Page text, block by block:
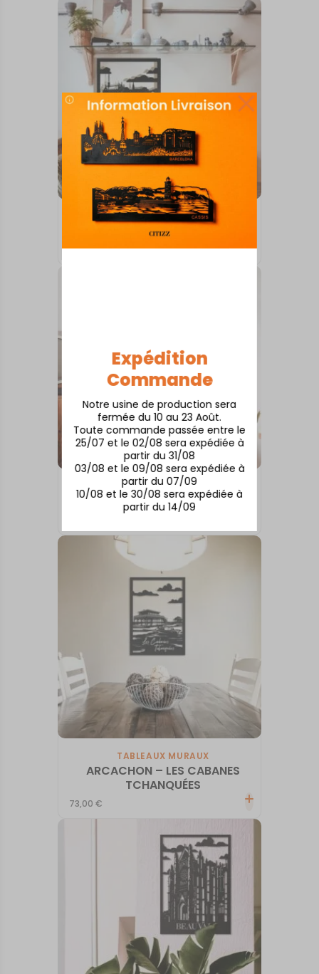
Expédition
Commande
Notre usine de production sera
fermée du 10 au 23 Août.
Toute commande passée entre le
25/07 et le 02/08 sera expédiée à
partir du 31/08
03/08 et le 09/08 sera expédiée à
partir du 07/09
10/08 et le 30/08 sera expédiée à
partir du 14/09
TABLEAUX MURAUX
ANGOULEME
73,00€
TABLEAUX MURAUX
AUBRAC
TABLEAUX MURAUX
ARCACHON – LES CABANES
TCHANQUÉES
73,00€